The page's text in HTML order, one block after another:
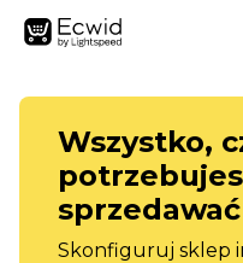
Wszystko,
Skonfiguruj sklep